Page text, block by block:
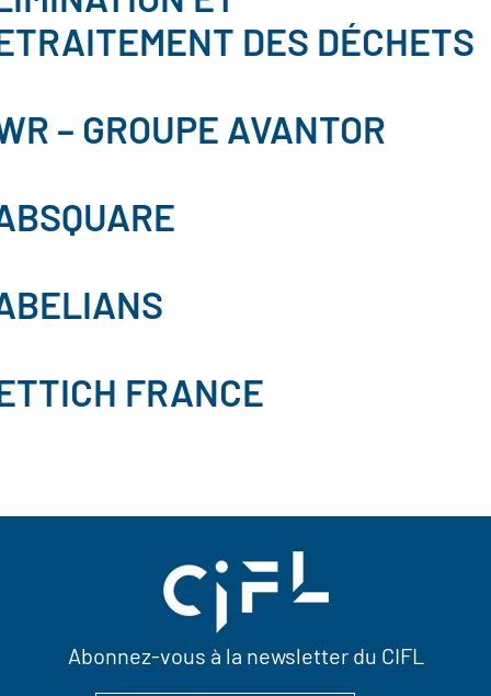
DES DÉCHETS
– GROUPE AVANTOR
FRANCE
Abonnez-vous à la newsletter du CIFL